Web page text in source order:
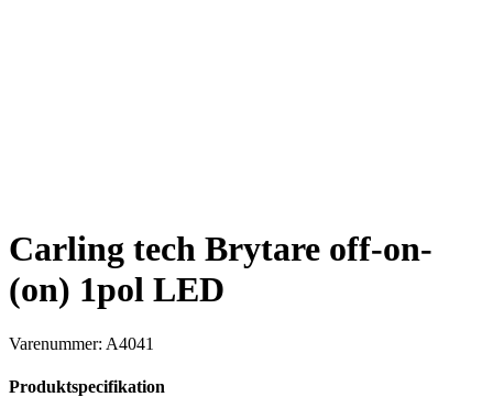
Carling tech Brytare off-on-
(on) 1pol LED
Varenummer: A4041
Produktspecifikation